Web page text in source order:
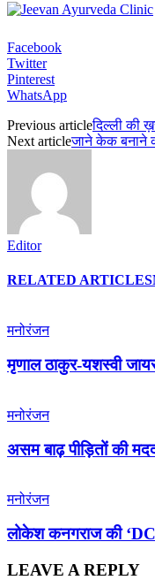
Facebook
Twitter
Pinterest
WhatsApp
Previous articleदिल्ली की
Next articleजाने केक बनाने
Editor
RELATED ARTICLES
मनोरंजन
मृणाल ठाकुर-यशस्वी
मनोरंजन
असम बाढ़ पीड़ितों की
मनोरंजन
लोकेश कनगराज की
LEAVE A REPLY